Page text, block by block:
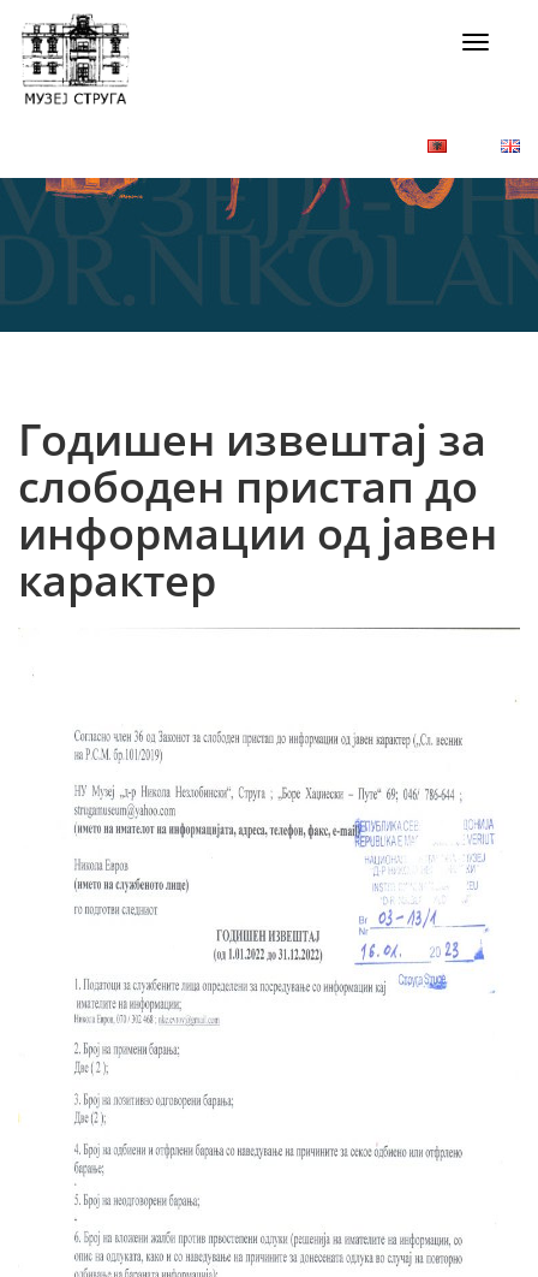
Toggle
Годишен извештај за
слободен пристап до
информации од јавен
карактер